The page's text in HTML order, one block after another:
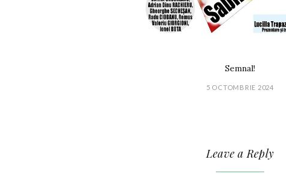
Semnal!
5 OCTOMBRIE 2024
Leave a Reply